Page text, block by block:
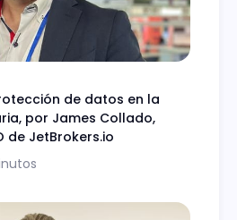
de datos en la
por James Collado,
de JetBrokers.io